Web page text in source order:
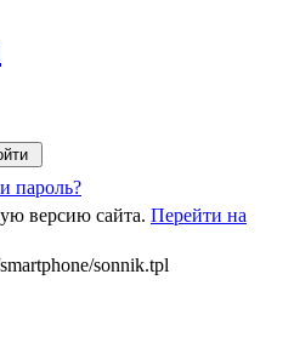
пароль?
версию сайта. Перейти на
sonnik.tpl